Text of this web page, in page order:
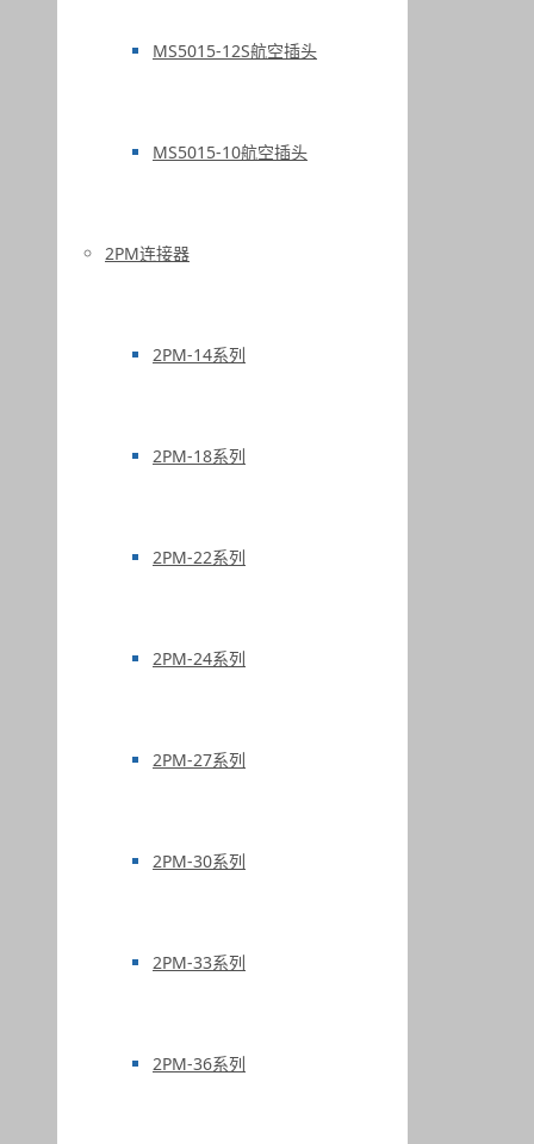
MS5015-12S航空插头
MS5015-10航空插头
2PM连接器
2PM-14系列
2PM-18系列
2PM-22系列
2PM-24系列
2PM-27系列
2PM-30系列
2PM-33系列
2PM-36系列